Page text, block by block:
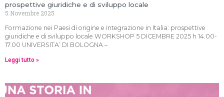
prospettive giuridiche e di sviluppo locale
5 Novembre 2025
Formazione nei Paesi di origine e integrazione in Italia: prospettive
giuridiche e di sviluppo locale WORKSHOP 5 DICEMBRE 2025 h 14.00-
17.00 UNIVERSITA’ DI BOLOGNA –
Leggi tutto »